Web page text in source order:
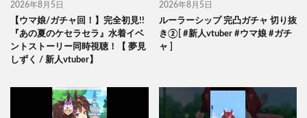
2026年8月5日
【ウマ娘/ガチャ回！】完全初見!!
『あの夏のケセラセラ』水着イベ
ントストーリー同時視聴！【 夢見
しずく / 新人vtuber】
2026年8月5日
ルーラーシップ 完凸ガチャ 切り抜
き②[ #新人vtuber #ウマ娘 #ガチ
ャ ]